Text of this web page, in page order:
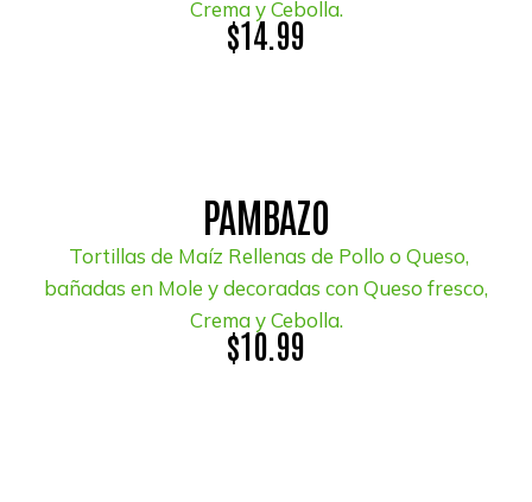
Crema y Cebolla.
$14.99
PAMBAZO
Tortillas de Maíz Rellenas de Pollo o Queso,
bañadas en Mole y decoradas con Queso fresco,
Crema y Cebolla.
$10.99